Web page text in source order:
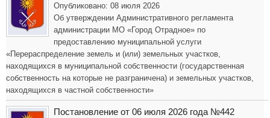
Опубликовано: 08 июля 2026
Об утверждении Административного регламента
администрации МО «Город Отрадное» по
предоставлению муниципальной услуги
«Перераспределение земель и (или) земельных участков,
находящихся в муниципальной собственности (государственная
собственность на которые не разграничена) и земельных участков,
находящихся в частной собственности»
Постановление от 06 июля 2026 года №442